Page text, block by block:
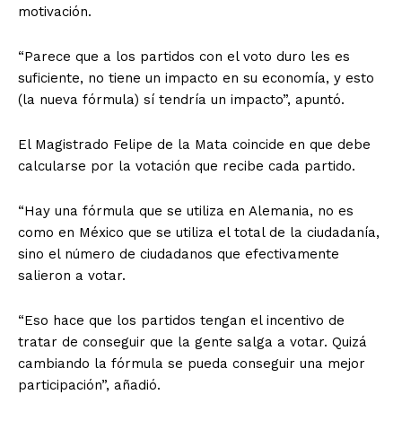
motivación.
“Parece que a los partidos con el voto duro les es
suficiente, no tiene un impacto en su economía, y esto
(la nueva fórmula) sí tendría un impacto”, apuntó.
El Magistrado Felipe de la Mata coincide en que debe
calcularse por la votación que recibe cada partido.
“Hay una fórmula que se utiliza en Alemania, no es
como en México que se utiliza el total de la ciudadanía,
sino el número de ciudadanos que efectivamente
salieron a votar.
“Eso hace que los partidos tengan el incentivo de
tratar de conseguir que la gente salga a votar. Quizá
cambiando la fórmula se pueda conseguir una mejor
participación”, añadió.